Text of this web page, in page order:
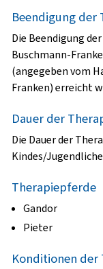
Beendigung der
Die Beendigung
Buschmann-
(angegeben vom
Franken) erreicht
Dauer der
Die Dauer der
Kindes/
Therapiepferde
Gandor
Pieter
Konditionen der